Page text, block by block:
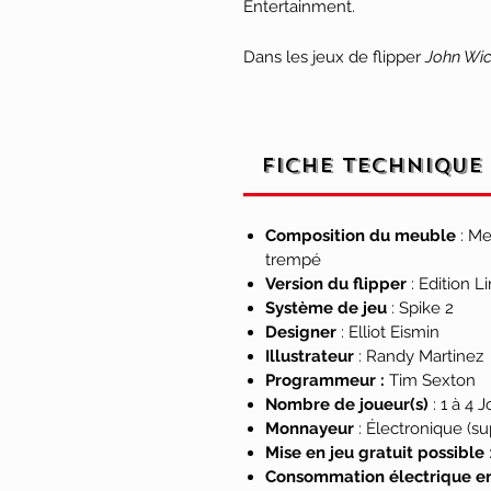
Entertainment.
Dans les jeux de flipper John
jeu, qui intègre des modèles et
emblématiques de la
de façon spectaculaire. Les
d'armes de John Wick pour
récupérer une gamme d'armes.
serment de sang sculpté avec
joueurs doivent survivre à
légendaires factions de la table
spéciale » de John Wick !
Pour faire monter les enjeux,
système de combat dynamique
jeu le combat frénétique des
Fiche technique
Composition du meuble :
trempé
Version du flipper : Edition
Système de jeu : Spike 2
Designer : Elliot Eismin
Illustrateur : Randy Martinez
Programmeur : Tim Sexton
Nombre de joueur(s) : 1 à 4
Monnayeur : Électronique
Mise en jeu gratuit possible
Consommation électrique